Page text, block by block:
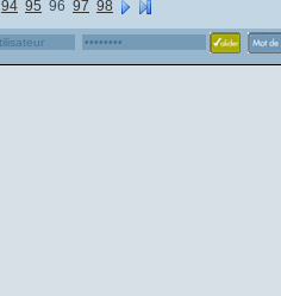
94 95 96 97 98